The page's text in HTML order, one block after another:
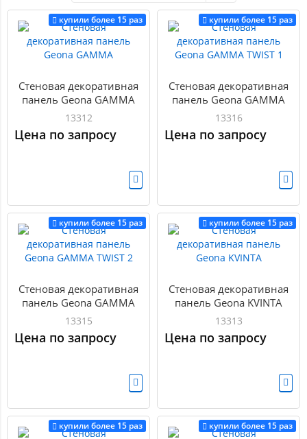
купили более 15 раз
Стеновая декоративная
панель Geona GAMMA
13312
Цена по запросу
купили более 15 раз
Стеновая декоративная
панель Geona GAMMA
TWIST 1
13316
Цена по запросу
купили более 15 раз
Стеновая декоративная
панель Geona GAMMA
TWIST 2
13315
Цена по запросу
купили более 15 раз
Стеновая декоративная
панель Geona KVINTA
13313
Цена по запросу
купили более 15 раз купили более 15 раз